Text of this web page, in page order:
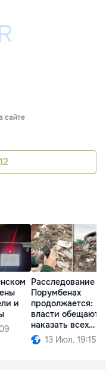
сайте
12
и
Расследование в
Порумбенах
продолжается:
власти обещают
наказать всех
причастных
13 Июл. 19:15